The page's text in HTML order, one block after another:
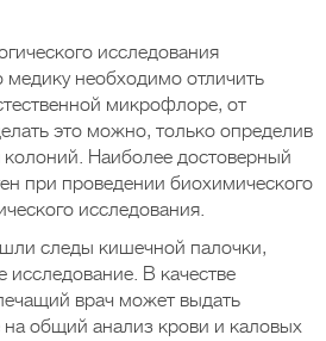
исследования
медику необходимо отличить
микрофлоре, от
это можно, только определив
колоний. Наиболее достоверный
при проведении биохимического
исследования.
следы кишечной палочки,
исследование. В качестве
врач может выдать
на общий анализ крови и каловых